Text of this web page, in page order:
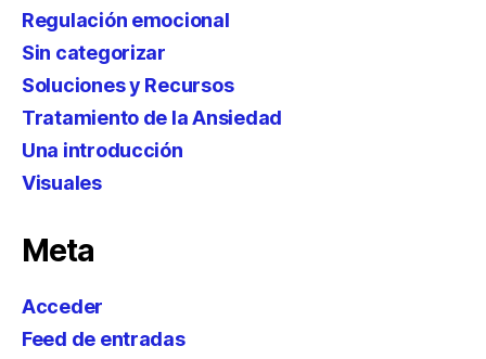
Regulación emocional
Sin categorizar
Soluciones y Recursos
Tratamiento de la Ansiedad
Una introducción
Visuales
Meta
Acceder
Feed de entradas